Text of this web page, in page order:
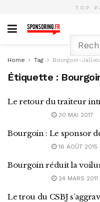
TOP
Home Tag Bourgoin-
Étiquette :
Le retour du traiteur
30 MAI 2017
Bourgoin : Le sponsor
16 AOÛT 2015
Bourgoin réduit la
24 MARS 2011
Le trou du CSBJ